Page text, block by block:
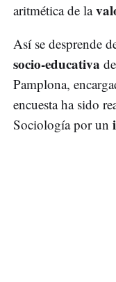
aritmética de la
Así se desprende
socio-educativa
Pamplona,
encuesta ha sido
Sociología por un